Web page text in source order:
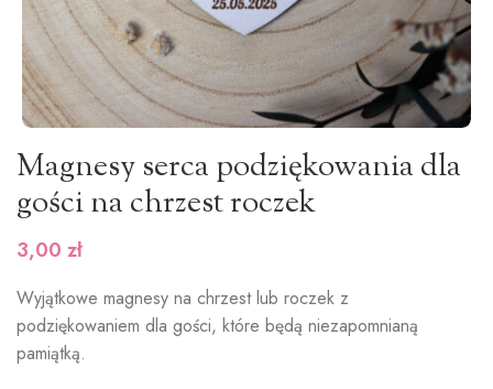
Magnesy serca podziękowania dla
gości na chrzest roczek
3,00 zł
Wyjątkowe magnesy na chrzest lub roczek z
podziękowaniem dla gości, które będą niezapomnianą
pamiątką.